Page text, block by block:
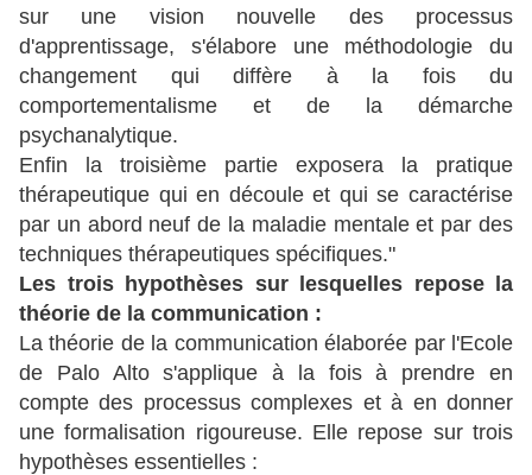
sur une vision nouvelle des processus
d'apprentissage, s'élabore une méthodologie du
changement qui diffère à la fois du
comportementalisme et de la démarche
psychanalytique.
Enfin la troisième partie exposera la pratique
thérapeutique qui en découle et qui se caractérise
par un abord neuf de la maladie mentale et par des
techniques thérapeutiques spécifiques."
Les trois hypothèses sur lesquelles repose la
théorie de la communication :
La théorie de la communication élaborée par l'Ecole
de Palo Alto s'applique à la fois à prendre en
compte des processus complexes et à en donner
une formalisation rigoureuse. Elle repose sur trois
hypothèses essentielles :